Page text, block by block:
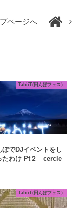
プページへ
TabiiT(田んぼフェス）
ぼでDJイベントをし
たわけ Pt２ cercle
TabiiT(田んぼフェス）